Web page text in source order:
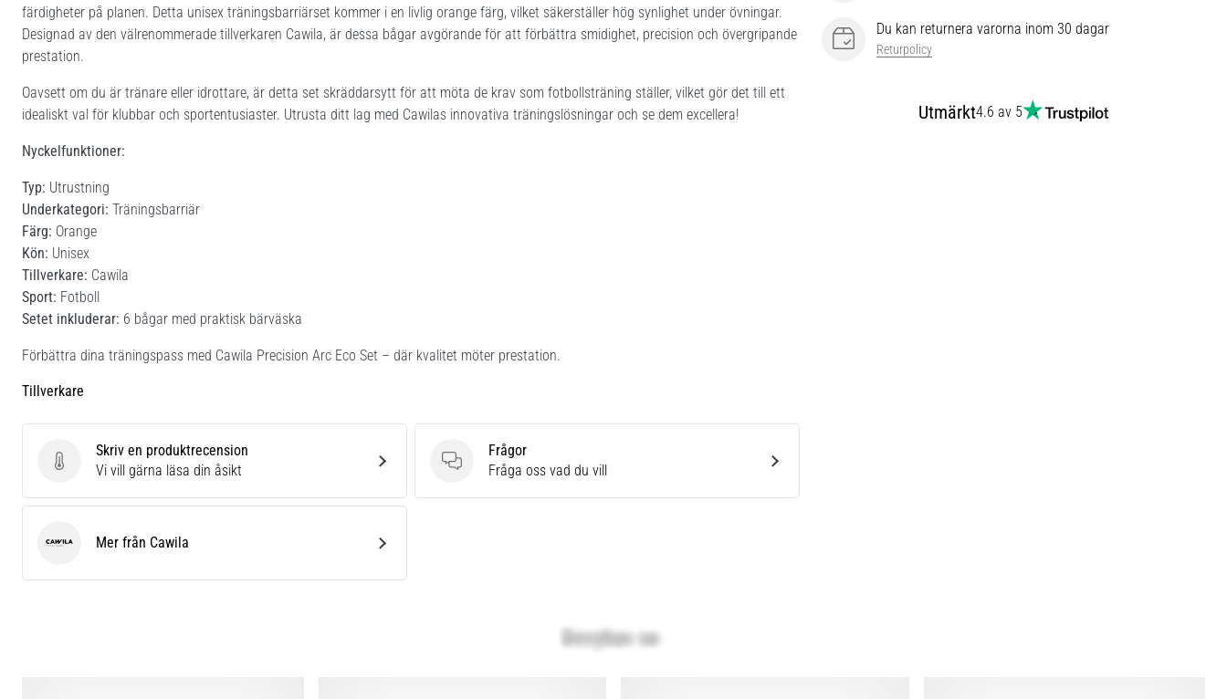
Du kan returnera varorna inom 30 dagar
Returpolicy
Utmärkt4.6 av 5
färdigheter på planen. Detta unisex träningsbarriärset kommer i en livlig orange färg, vilket säkerställer hög synlighet under övningar.
Designad av den välrenommerade tillverkaren Cawila, är dessa bågar avgörande för att förbättra smidighet, precision och övergripande
prestation.
Oavsett om du är tränare eller idrottare, är detta set skräddarsytt för att möta de krav som fotbollsträning ställer, vilket gör det till ett
idealiskt val för klubbar och sportentusiaster. Utrusta ditt lag med Cawilas innovativa träningslösningar och se dem excellera!
Nyckelfunktioner:
Typ: Utrustning
Underkategori: Träningsbarriär
Färg: Orange
Kön: Unisex
Tillverkare: Cawila
Sport: Fotboll
Setet inkluderar: 6 bågar med praktisk bärväska
Förbättra dina träningspass med Cawila Precision Arc Eco Set – där kvalitet möter prestation.
Tillverkare
Skriv en produktrecension
Skriv en produktrecension
Vi vill gärna läsa din åsikt
Frågor
Frågor
Fråga oss vad du vill
Cawila Mer från Cawila